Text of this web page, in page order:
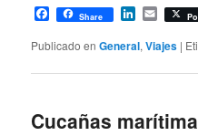
Facebook
Share LinkedIn
Email
Publicado en General,Viajes |
Cucañas